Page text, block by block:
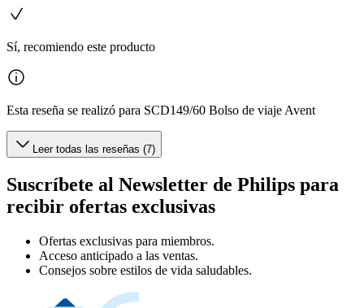
Sí, recomiendo este producto
Esta reseña se realizó para SCD149/60 Bolso de viaje Avent
Leer todas las reseñas (7)
Suscríbete al Newsletter de Philips para
recibir ofertas exclusivas
Ofertas exclusivas para miembros.
Acceso anticipado a las ventas.
Consejos sobre estilos de vida saludables.